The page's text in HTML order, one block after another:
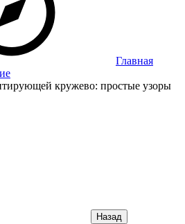
Главная
кружево: простые узоры
Назад